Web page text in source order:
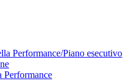
Performance/Piano esecutivo
Performance